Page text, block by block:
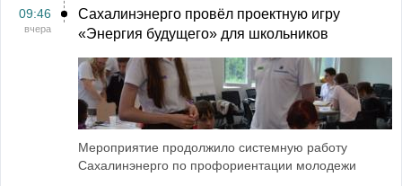
09:46
вчера
Сахалинэнерго провёл проектную игру
«Энергия будущего» для школьников
Мероприятие продолжило системную работу
Сахалинэнерго по профориентации молодежи